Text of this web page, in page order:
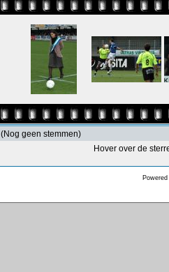
(Nog geen stemmen)
Hover over de